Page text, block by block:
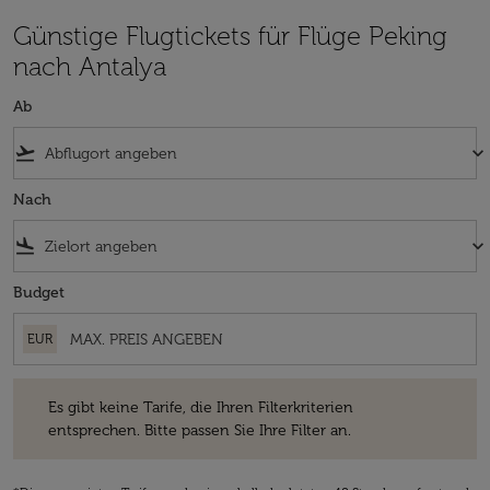
Günstige Flugtickets für Flüge Peking
nach Antalya
Ab
flight_takeoff keyboard_arrow_down
Nach
flight_land keyboard_arrow_down
Budget
EUR
Es gibt keine Tarife, die Ihren Filterkriterien
entsprechen. Bitte passen Sie Ihre Filter an.